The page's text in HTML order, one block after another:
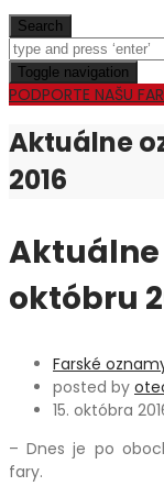
Search
Toggle navigation
PODPORTE NAŠU
Aktuálne
2016
Aktuálne
októbru
Farské
posted by
15. októbra
– Dnes je po
fary.